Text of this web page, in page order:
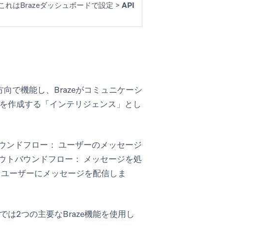
れはBrazeダッシュボードで設定 > API
で機能し、Brazeがコミュニケーシ
作成する「インテリジェンス」とし
ンドフロー： ユーザーのメッセージ
トバウンドフロー： メッセージを処
ーザーにメッセージを配信しま
は2つの主要なBraze機能を使用し